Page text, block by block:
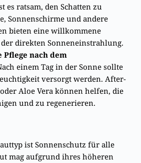
es ratsam, den Schatten zu
Sonnenschirme und andere
bieten eine willkommene
direkten Sonneneinstrahlung.
Pflege nach dem
einem Tag in der Sonne sollte
versorgt werden. After-
Aloe Vera können helfen, die
und zu regenerieren.
ist Sonnenschutz für alle
mag aufgrund ihres höheren